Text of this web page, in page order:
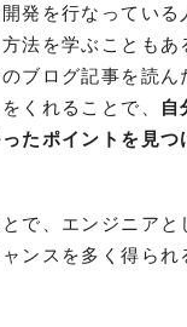
発を行なっている
法を学ぶこともあ
ブログ記事を読ん
くれることで、
自
たポイントを見つ
で、エンジニアと
ンスを多く得られ